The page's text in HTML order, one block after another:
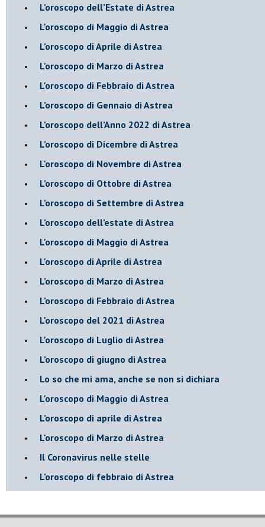
​L’oroscopo dell’Estate di Astrea
L'oroscopo di Maggio di Astrea
​L’oroscopo di Aprile di Astrea
L'oroscopo di Marzo di Astrea
L'oroscopo di Febbraio di Astrea
​L’oroscopo di Gennaio di Astrea
​L’oroscopo dell’Anno 2022 di Astrea
​L’oroscopo di Dicembre di Astrea
L'oroscopo di Novembre di Astrea
​L’oroscopo di Ottobre di Astrea
​L’oroscopo di Settembre di Astrea
L’oroscopo dell’estate di Astrea
L'oroscopo di Maggio di Astrea
L'oroscopo di Aprile di Astrea
​L’oroscopo di Marzo di Astrea
​L’oroscopo di Febbraio di Astrea
L'oroscopo del 2021 di Astrea
L'oroscopo di Luglio di Astrea
​L’oroscopo di giugno di Astrea
​Lo so che mi ama, anche se non si dichiara
L'oroscopo di Maggio di Astrea
​L’oroscopo di aprile di Astrea
L'oroscopo di Marzo di Astrea
Il Coronavirus nelle stelle
​L’oroscopo di febbraio di Astrea